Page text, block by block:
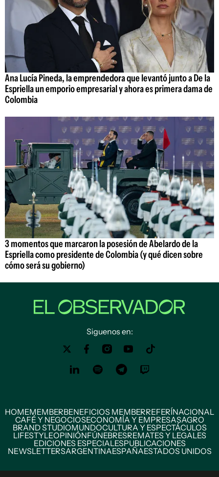
Ana Lucía Pineda, la emprendedora que levantó junto a De la
Espriella un emporio empresarial y ahora es primera dama de
Colombia
3 momentos que marcaron la posesión de Abelardo de la
Espriella como presidente de Colombia (y qué dicen sobre
cómo será su gobierno)
Siguenos en:
HOMEMEMBERBENEFICIOS MEMBERREFERÍNACIONAL
CAFÉ Y NEGOCIOSECONOMÍA Y EMPRESASAGRO
BRAND STUDIOMUNDOCULTURA Y ESPECTÁCULOS
LIFESTYLEOPINIÓNFÚNEBRESREMATES Y LEGALES
EDICIONES ESPECIALESPUBLICACIONES
NEWSLETTERSARGENTINAESPAÑAESTADOS UNIDOS